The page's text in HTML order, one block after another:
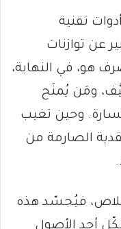
تقنية
عن توازنات
هو، في النهاية،
ومَن يُمنَح
وحين تغيب
الصارمة من
فيُجسّد هذه
أحد الأصول